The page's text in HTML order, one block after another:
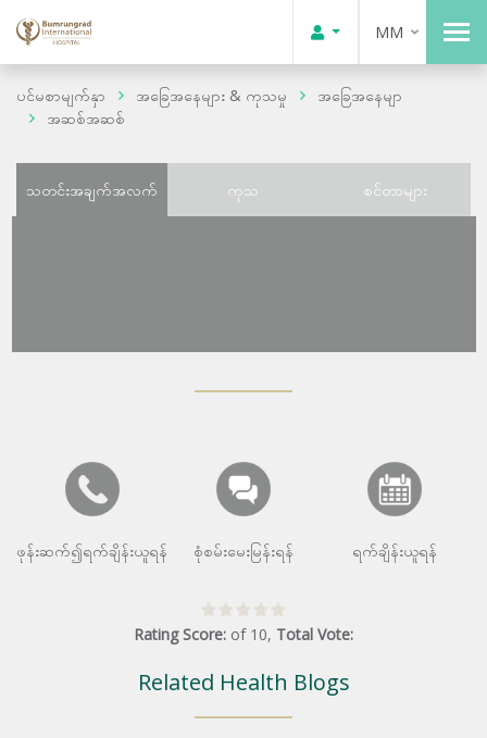
MM
ပင်မစာမျက်နှာ အခြေအနေများ & ကုသမှု
အခြေအနေမျာ
အဆစ်အဆစ်
သတင်းအချက်အလက် ကုသ စင်တာများ
ဖုန်းဆက်၍ရက်ချိန်းယူရန် စုံစမ်းမေးမြန်းရန် ရက်ချိန်းယူရန်
Rating Score: of 10, Total Vote:
Related Health Blogs